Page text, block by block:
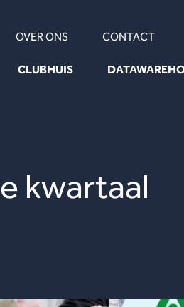
CLUBHUIS
OVER ONS CONTACT
kwartaal